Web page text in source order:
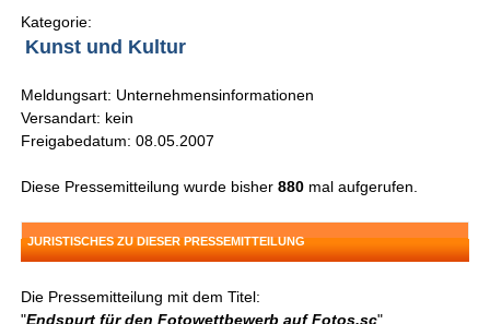
Kategorie:
Kunst und Kultur
Meldungsart: Unternehmensinformationen
Versandart: kein
Freigabedatum: 08.05.2007
Diese Pressemitteilung wurde bisher880 mal aufgerufen.
JURISTISCHES ZU DIESER PRESSEMITTEILUNG
Die Pressemitteilung mit dem Titel:
"Endspurt für den Fotowettbewerb auf Fotos.sc"